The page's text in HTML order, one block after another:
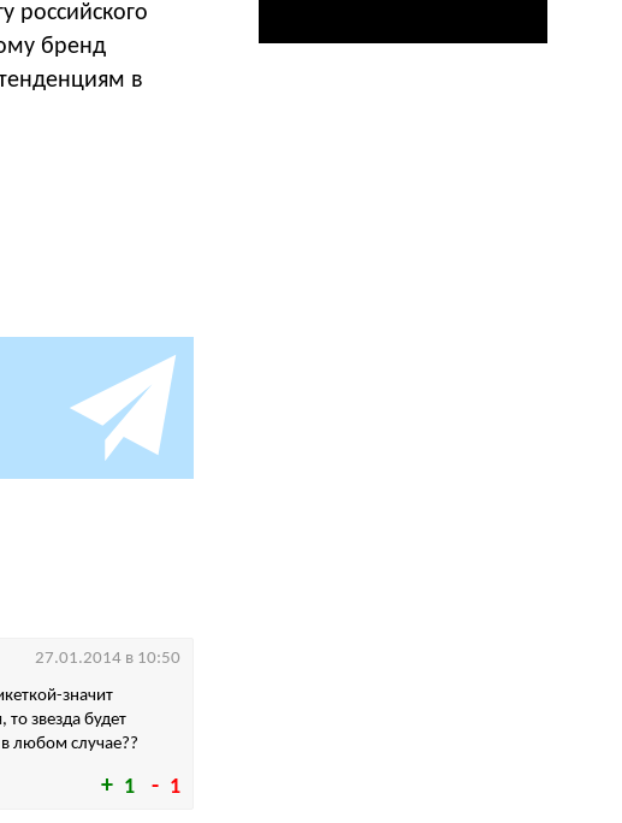
российского
бренд
в
1 1
значит
звезда будет
любом случае??
27.01.2014 в 10:50